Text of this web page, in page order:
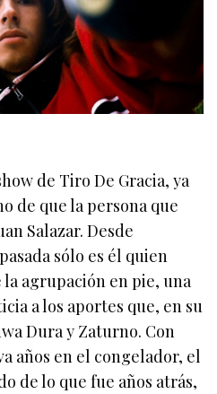
de Tiro De Gracia, ya
de que la persona que
Salazar. Desde
sólo es él quien
agrupación en pie, una
a los aportes que, en su
Dura y Zaturno. Con
años en el congelador, el
de lo que fue años atrás,